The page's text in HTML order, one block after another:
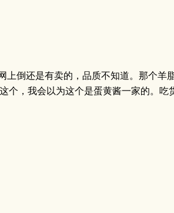
倒还是有卖的，品质不知道。那个羊
个，我会以为这个是蛋黄酱一家的。吃